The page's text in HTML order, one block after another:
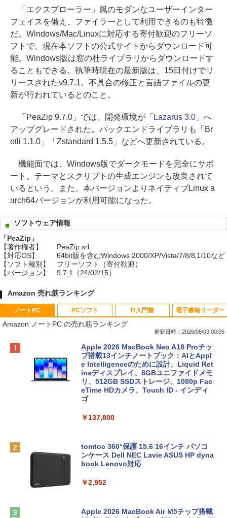
「エクスプローラー」風のモダンなユーザーインター
フェイスを備え、ファイラーとして利用できるのも特徴
だ。Windows/Mac/Linuxに対応する寄付歓迎のフリーソ
フトで、現在本ソフトの公式サイトからダウンロード可
能。Windows版は窓の杜ライブラリからダウンロードす
ることもできる。執筆時現在の最新版は、15日付けでリ
リースされたv9.7.1。不具合の修正と言語ファイルの更
新が行われているとのこと。
「PeaZip 9.7.0」では、開発環境が「Lazarus 3.0」 へ
アップグレードされた。バックエンドライブラリも「Br
otli 1.1.0」「Zstandard 1.5.5」などへ更新されている。
機能面では、Windows版でダークモードを完全にサポ
ート。テーマとスクリプトの生成エンジンも改良されて
いるという。また、本バージョンよりネイティブLinux a
arch64バージョンが利用可能になった。
ソフトウェア情報
「PeaZip」
【著作権者】
PeaZip srl
【対応OS】
64bit版を含むWindows 2000/XP/Vista/7/8/8.1/10など
【ソフト種別】
フリーソフト（寄付歓迎）
【バージョン】
9.7.1（24/02/15）
Amazon 売れ筋ランキング
ノートPC
Amazon ノートPC の売れ筋ランキング
更新日時：2026/08/09 00:05
Apple 2026 MacBook Neo A18 Proチッ
プ搭載13インチノートブック：AIとAppl
e Intelligenceのために設計、Liquid Ret
inaディスプレイ、8GBユニファイドメモ
リ、512GB SSDストレージ、1080p Fac
eTime HDカメラ、Touch ID - インディ
ゴ
￥137,800
tomtoc 360°保護 15.6 16インチ パソコ
ンケース Dell NEC Lavie ASUS HP dyna
book Lenovo対応
￥2,952
Apple 2026 MacBook Air M5チップ搭載
PCソフト IT入門書 電子書籍リーダー